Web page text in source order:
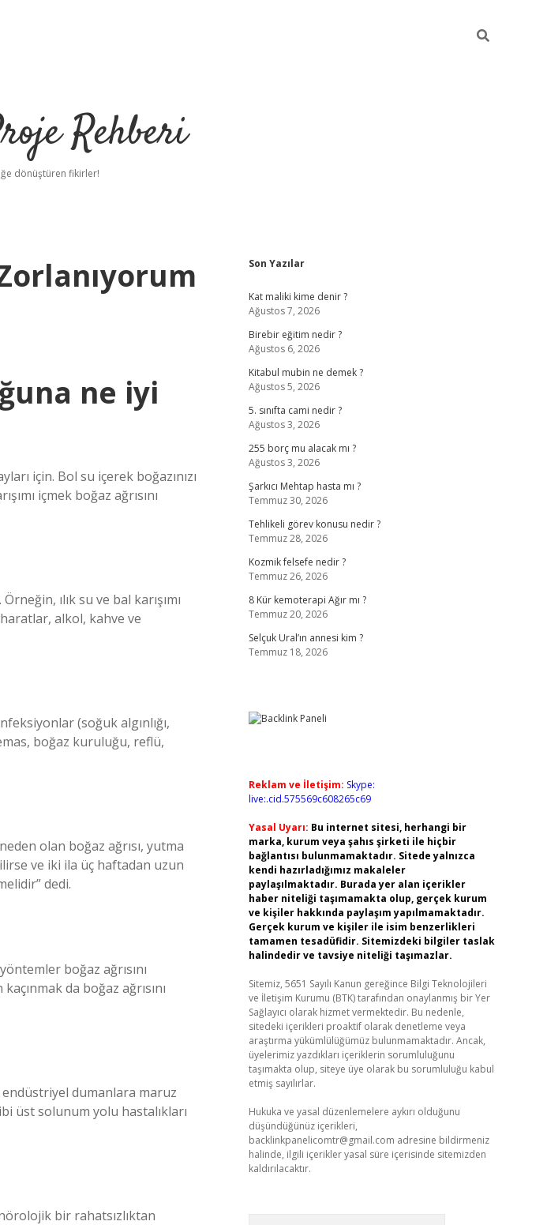
Rehberi
dönüştüren fikirler!
ne iyi
için. Bol su içerek boğazınızı
içmek boğaz ağrısını
ılık su ve bal karışımı
alkol, kahve ve
(soğuk algınlığı,
boğaz kuruluğu, reflü,
olan boğaz ağrısı, yutma
ve iki ila üç haftadan uzun
dedi.
boğaz ağrısını
da boğaz ağrısını
endüstriyel dumanlara maruz
üst solunum yolu hastalıkları
bir rahatsızlıktan
Sidebar
Son Yazılar
Kat maliki kime denir ?
Ağustos 7, 2026
Birebir eğitim nedir ?
Ağustos 6, 2026
Kitabul mubin ne demek ?
Ağustos 5, 2026
5. sınıfta cami nedir ?
Ağustos 3, 2026
255 borç mu alacak mı ?
Ağustos 3, 2026
Şarkıcı Mehtap hasta mı ?
Temmuz 30, 2026
Tehlikeli görev konusu nedir ?
Temmuz 28, 2026
Kozmik felsefe nedir ?
Temmuz 26, 2026
8 Kür kemoterapi Ağır mı ?
Temmuz 20, 2026
Selçuk Ural’ın annesi kim ?
Temmuz 18, 2026
Reklam ve İletişim: Skype:
live:.cid.575569c608265c69
Yasal Uyarı: Bu internet sitesi, herhangi bir
marka, kurum veya şahıs şirketi ile hiçbir
bağlantısı bulunmamaktadır. Sitede yalnızca
kendi hazırladığımız makaleler
paylaşılmaktadır. Burada yer alan içerikler
haber niteliği taşımamakta olup, gerçek kurum
ve kişiler hakkında paylaşım yapılmamaktadır.
Gerçek kurum ve kişiler ile isim benzerlikleri
tamamen tesadüfidir. Sitemizdeki bilgiler taslak
halindedir ve tavsiye niteliği taşımazlar.
Sitemiz, 5651 Sayılı Kanun gereğince Bilgi Teknolojileri
ve İletişim Kurumu (BTK) tarafından onaylanmış bir Yer
Sağlayıcı olarak hizmet vermektedir. Bu nedenle,
sitedeki içerikleri proaktif olarak denetleme veya
araştırma yükümlülüğümüz bulunmamaktadır. Ancak,
üyelerimiz yazdıkları içeriklerin sorumluluğunu
taşımakta olup, siteye üye olarak bu sorumluluğu kabul
etmiş sayılırlar.
Hukuka ve yasal düzenlemelere aykırı olduğunu
düşündüğünüz içerikleri,
backlinkpanelicomtr@gmail.com adresine bildirmeniz
halinde, ilgili içerikler yasal süre içerisinde sitemizden
kaldırılacaktır.
https://betci.co/vd casino giriş